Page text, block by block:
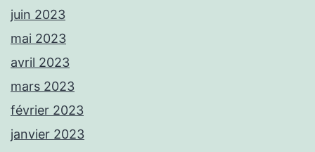
juin 2023
mai 2023
avril 2023
mars 2023
février 2023
janvier 2023